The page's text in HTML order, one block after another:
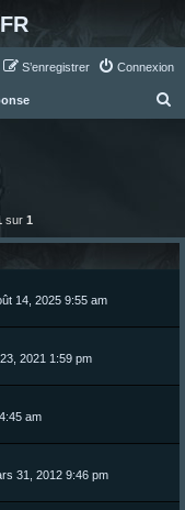
Connexion
S’enregistrer
sur 1
14, 2025 9:55 am
2021 1:59 pm
am
31, 2012 9:46 pm